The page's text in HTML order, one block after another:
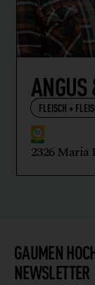
ANGUS
FLEISCH +
2326
GAUMEN
NEWSLETTER